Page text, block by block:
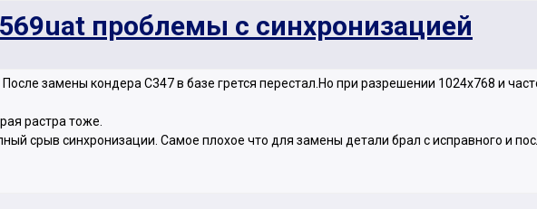
проблемы с синхронизацией
замены кондера С347 в базе грется перестал.Но при разрешении 1024х768 и
растра тоже.
срыв синхронизации. Самое плохое что для замены детали брал с исправного и